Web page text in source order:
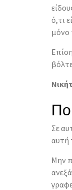
ό,τι
μόνο
Σε
αυτή
Μην